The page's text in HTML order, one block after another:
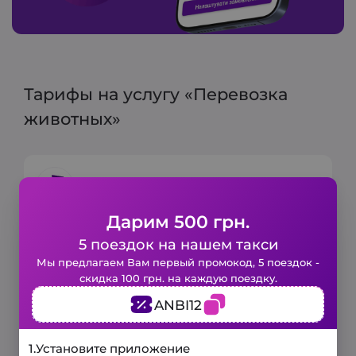
Тарифы на услугу «Перевозка
животных»
Минимальный тариф:
Включено 6 мин и 3 км
80+80 грн.
Цена за 1 км: 15 грн
Закажите такси в 1 клик!
Заполните короткую форму и наше
авто будет у вас уже через
несколько минут.
3 минуты
Дарим 500 грн.
5 поездок на нашем такси
Мы предлагаем Вам первый промокод, 5 поездок -
скидка 100 грн. на каждую поездку.
ANBI12
1.Установите приложение